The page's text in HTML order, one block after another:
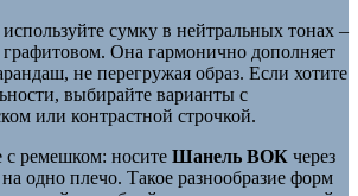
сумку в нейтральных тонах –
Она гармонично дополняет
не перегружая образ. Если хотите
выбирайте варианты с
или контрастной строчкой.
с ремешком: носите Шанель ВОК через
одно плечо. Такое разнообразие форм